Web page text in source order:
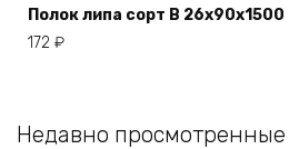
Полок липа сорт В 26x90x1500
172 ₽
Недавно просмотренные